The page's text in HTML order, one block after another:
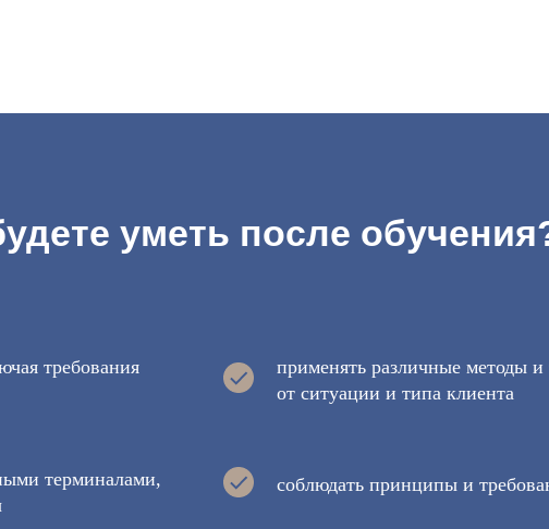
уметь после
требования
применять различные методы
от ситуации и типа клиента
терминалами,
соблюдать принципы и